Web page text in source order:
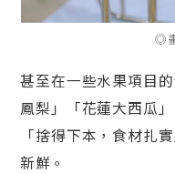
◎
甚至在一些水果項目
鳳梨」「花蓮大西瓜
「捨得下本，食材扎
新鮮。